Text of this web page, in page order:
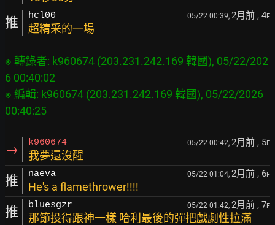
推 hcl00 05/22 00:39, 2月前 , 4F
超精采的一場
※ 轉錄者: k960674 (203.231.242.169 韓國), 05/22/202
6 00:40:02
※ 編輯: k960674 (203.231.242.169 韓國), 05/22/2026
→ k960674 05/22 00:42, 2月前 , 5F
我夢還沒醒
推 naeva 05/22 01:04, 2月前 , 6F
He's a flamethrower!!!!
推 bluesgzr 05/22 01:42, 2月前 , 7F
那節投得跟神一樣 哈利最後的彈把戲劇性拉滿